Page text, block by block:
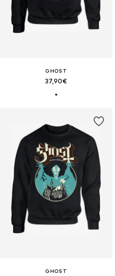
GHOST
37,90€
GHOST